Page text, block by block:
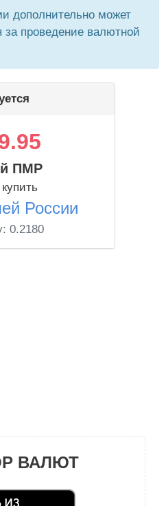
дополнительно может
за проведение валютной
ПМР
России
0.2180
ВАЛЮТ